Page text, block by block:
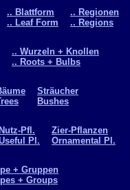
.. Blattform
.. Leaf Form
.. Regionen
.. Regions
.. Wurzeln + Knollen
.. Roots + Bulbs
Sträucher
Bushes
Pfl.
Pl.
Zier-Pflanzen
Ornamental Pl.
+ Gruppen
+ Groups